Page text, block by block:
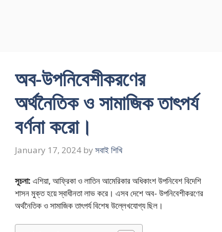
অব-উপনিবেশীকরণের
অর্থনৈতিক ও সামাজিক তাৎপর্য
বর্ণনা করাে।
January 17, 2024 by সবাই শিখি
সূচনা: এশিয়া, আফ্রিকা ও লাতিন আমেরিকার অধিকাংশ উপনিবেশ বিদেশি
শাসন মুক্ত হয়ে স্বাধীনতা লাভ করে। এসব দেশে অব- উপনিবেশীকরণের
অর্থনৈতিক ও সামাজিক তাৎপর্য বিশেষ উল্লেখযােগ্য ছিল।